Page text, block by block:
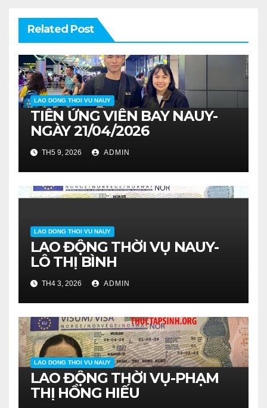
Related Post
LAO DONG THOI VU NAUY
TIỄN ỨNG VIÊN BAY NAUY-
NGÀY 21/04/2026
TH5 9, 2026 ADMIN
LAO DONG THOI VU NAUY
LAO ĐỘNG THỜI VỤ NAUY-
LÔ THỊ BÌNH
TH4 3, 2026 ADMIN
LAO DONG THOI VU NAUY
LAO ĐỘNG THỜI VỤ-PHẠM
THỊ HỒNG HIẾU